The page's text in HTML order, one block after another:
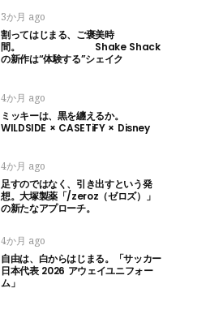
3か月 ago
割ってはじまる、ご褒美時
間。 Shake Shack
の新作は“体験する”シェイク
4か月 ago
ミッキーは、黒を纏えるか。
WILDSIDE × CASETiFY × Disney
4か月 ago
足すのではなく、引き出すという発
想。大塚製薬「/zeroz（ゼロズ）」
の新たなアプローチ。
4か月 ago
自由は、白からはじまる。「サッカー
日本代表 2026 アウェイユニフォー
ム」